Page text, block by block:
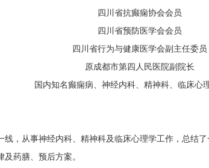
四川省抗癫痫协会会员
四川省预防医学会会员
四川省行为与健康医学会副主任委员
原成都市第四人民医院副院长
国内知名癫痫病、神经内科、精神科、临床心
线，从事神经内科、精神科及临床心理学工作，总结
药膳、预后方案。